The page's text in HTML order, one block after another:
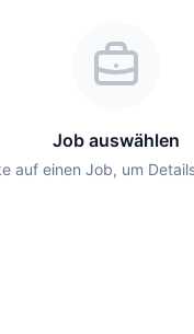
Job auswählen
auf einen Job, um